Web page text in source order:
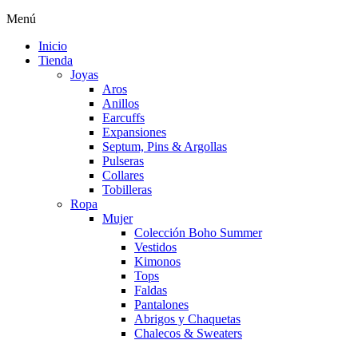
Menú
Inicio
Tienda
Joyas
Aros
Anillos
Earcuffs
Expansiones
Septum, Pins & Argollas
Pulseras
Collares
Tobilleras
Ropa
Mujer
Colección Boho Summer
Vestidos
Kimonos
Tops
Faldas
Pantalones
Abrigos y Chaquetas
Chalecos & Sweaters